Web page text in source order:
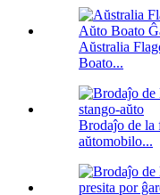
Aŭstralia
Boato...
Brodaĵo de la
aŭtomobilo...